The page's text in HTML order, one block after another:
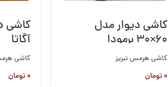
کاشی دیوار مدل
۶۰×۳۰ برمودا
کاشی هرمس تبریز
۰ تومان
آگاتا
کاشی
۰تومان